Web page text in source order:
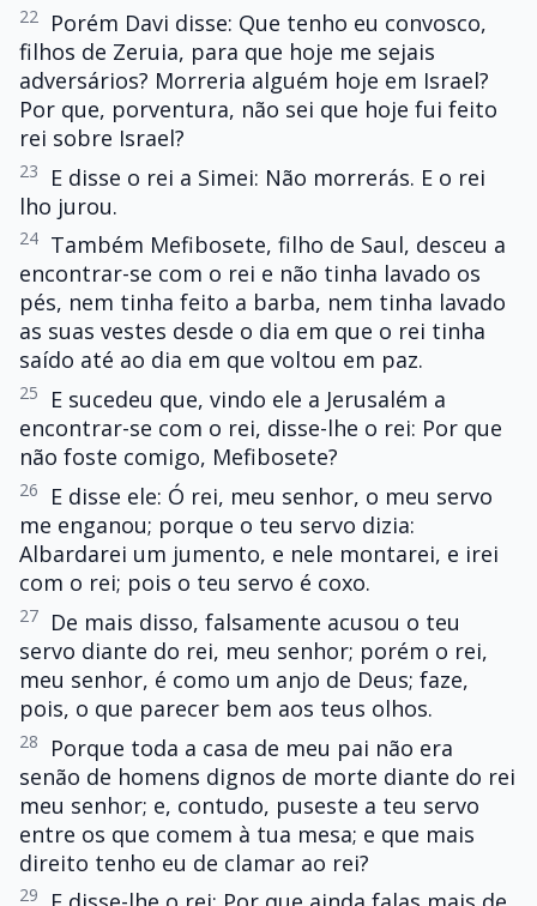
22
Porém Davi disse: Que tenho eu convosco,
filhos de Zeruia, para que hoje me sejais
adversários? Morreria alguém hoje em Israel?
Por que, porventura, não sei que hoje fui feito
rei sobre Israel?
23
E disse o rei a Simei: Não morrerás. E o rei
lho jurou.
24 Também Mefibosete, filho de Saul, desceu a
encontrar-se com o rei e não tinha lavado os
pés, nem tinha feito a barba, nem tinha lavado
as suas vestes desde o dia em que o rei tinha
saído até ao dia em que voltou em paz.
25
E sucedeu que, vindo ele a Jerusalém a
encontrar-se com o rei, disse-lhe o rei: Por que
não foste comigo, Mefibosete?
26
E disse ele: Ó rei, meu senhor, o meu servo
me enganou; porque o teu servo dizia:
Albardarei um jumento, e nele montarei, e irei
com o rei; pois o teu servo é coxo.
27
De mais disso, falsamente acusou o teu
servo diante do rei, meu senhor; porém o rei,
meu senhor, é como um anjo de Deus; faze,
pois, o que parecer bem aos teus olhos.
28
Porque toda a casa de meu pai não era
senão de homens dignos de morte diante do rei
meu senhor; e, contudo, puseste a teu servo
entre os que comem à tua mesa; e que mais
direito tenho eu de clamar ao rei?
29